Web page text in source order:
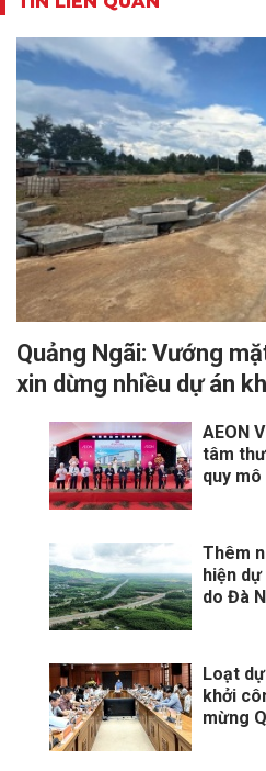
Quảng Ngãi: Vướng
xin dừng nhiều dự án
AEON
tâm
quy
Thêm
hiện
do Đà
Loạt
khởi
mừng